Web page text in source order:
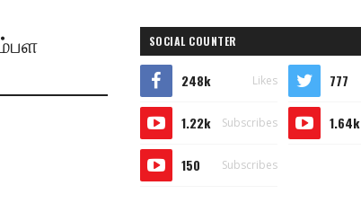
SOCIAL COUNTER
248k Likes 777
1.22k Subscribes 1.64k
150 Subscribes